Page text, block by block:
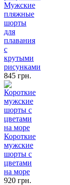
Мужские
пляжные
шорты
для
плавания
с
крутыми
рисунками
845 грн.
Короткие
мужские
шорты с
цветами
на море
920 грн.